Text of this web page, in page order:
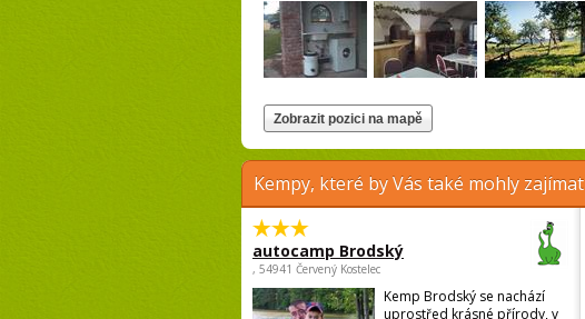
Kempy, které by Vás také mohly zajímat
autocamp Brodský
, 54941 Červený Kostelec
Kemp Brodský se nachází
uprostřed krásné přírody, v